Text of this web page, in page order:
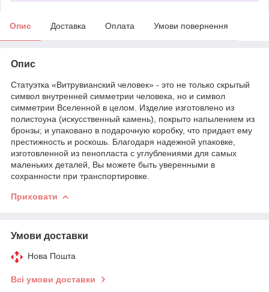
Опис Доставка Оплата Умови повернення
Опис
Статуэтка «Витрувианский человек» - это не только скрытый
символ внутренней симметрии человека, но и символ
симметрии Вселенной в целом. Изделие изготовлено из
полистоуна (искусственный камень), покрыто напылением из
бронзы; и упаковано в подарочную коробку, что придает ему
престижность и роскошь. Благодаря надежной упаковке,
изготовленной из пенопласта с углублениями для самых
маленьких деталей, Вы можете быть уверенными в
сохранности при транспортировке.
Приховати
Умови доставки
Нова Пошта
Всі умови доставки